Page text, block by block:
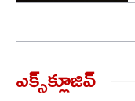
ఎక్స్‌క్లూజివ్‌